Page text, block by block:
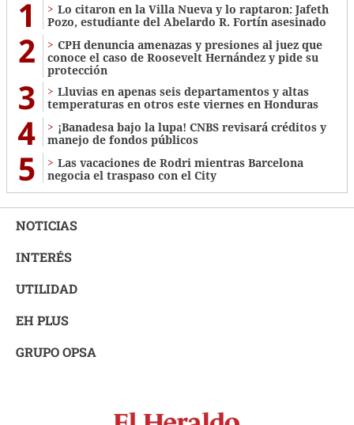
1
Lo citaron en la Villa Nueva y lo raptaron: Jafeth
Pozo, estudiante del Abelardo R. Fortín asesinado
2
CPH denuncia amenazas y presiones al juez que
conoce el caso de Roosevelt Hernández y pide su
protección
3
Lluvias en apenas seis departamentos y altas
temperaturas en otros este viernes en Honduras
4
¡Banadesa bajo la lupa! CNBS revisará créditos y
manejo de fondos públicos
5
Las vacaciones de Rodri mientras Barcelona
negocia el traspaso con el City
NOTICIAS
INTERÉS
UTILIDAD
EH PLUS
GRUPO OPSA